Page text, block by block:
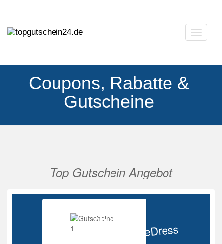
Coupons, Rabatte &
Gutscheine
Top Gutschein Angebot
Ab 85%
BabyOnlineDress
Vorherige